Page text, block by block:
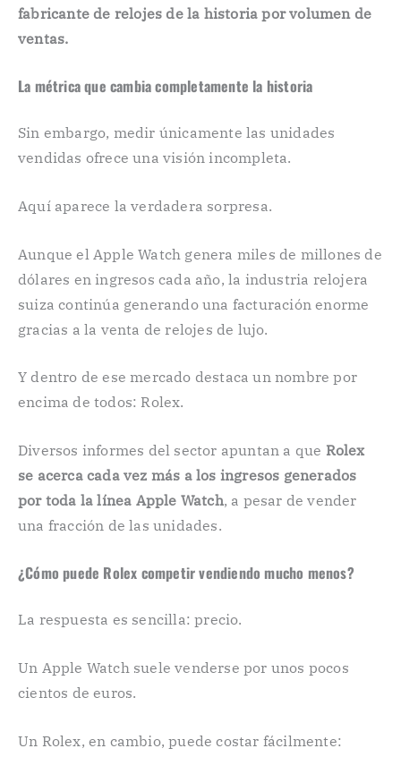
fabricante de relojes de la historia por volumen de
ventas.
La métrica que cambia completamente la historia
Sin embargo, medir únicamente las unidades
vendidas ofrece una visión incompleta.
Aquí aparece la verdadera sorpresa.
Aunque el Apple Watch genera miles de millones de
dólares en ingresos cada año, la industria relojera
suiza continúa generando una facturación enorme
gracias a la venta de relojes de lujo.
Y dentro de ese mercado destaca un nombre por
encima de todos: Rolex.
Diversos informes del sector apuntan a que Rolex
se acerca cada vez más a los ingresos generados
por toda la línea Apple Watch, a pesar de vender
una fracción de las unidades.
¿Cómo puede Rolex competir vendiendo mucho menos?
La respuesta es sencilla: precio.
Un Apple Watch suele venderse por unos pocos
cientos de euros.
Un Rolex, en cambio, puede costar fácilmente: